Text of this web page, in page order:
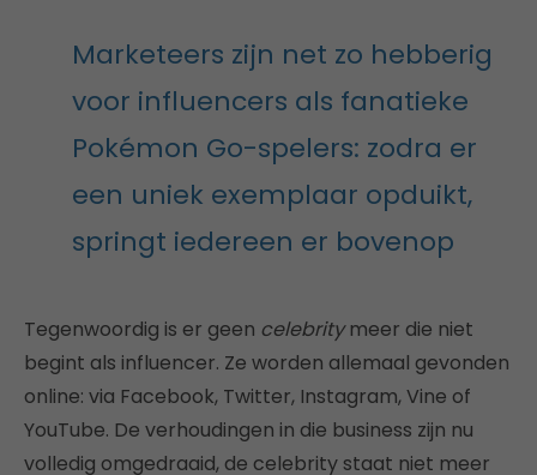
Marketeers zijn net zo hebberig
voor influencers als fanatieke
Pokémon Go-spelers: zodra er
een uniek exemplaar opduikt,
springt iedereen er bovenop
Tegenwoordig is er geen celebritymeer die niet
begint als influencer. Ze worden allemaal gevonden
online: via Facebook, Twitter, Instagram, Vine of
YouTube. De verhoudingen in die business zijn nu
volledig omgedraaid, de celebrity staat niet meer